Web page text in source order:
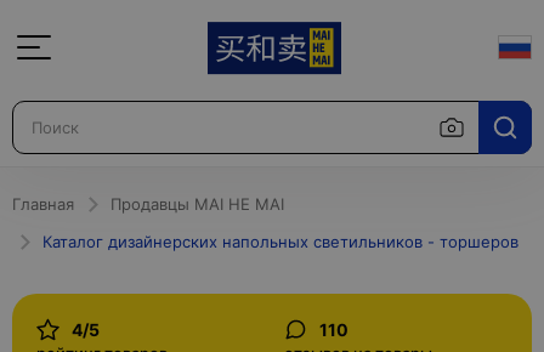
Главная
Продавцы MAI HE MAI
Каталог дизайнерских напольных светильников - торшеров
4/5 110